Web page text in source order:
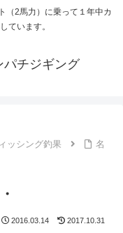
（2馬力）に乗って１年中カ
ています。
パチジギング
ッシング釣果
名
2016.03.14 2017.10.31